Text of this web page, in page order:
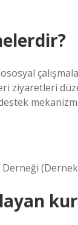
ziyaretleri